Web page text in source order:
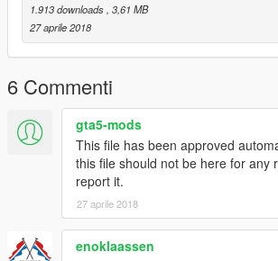
1.913 downloads , 3,61 MB
27 aprile 2018
6 Commenti
gta5-mods
This file has been approved
this file should not be here for any
report it.
27 aprile 2018
enoklaassen